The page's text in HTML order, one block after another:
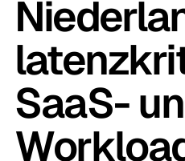
SaaS-